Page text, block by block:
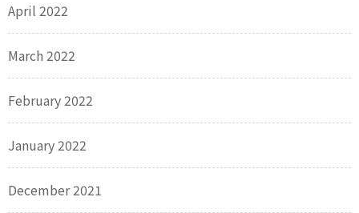
April 2022
March 2022
February 2022
January 2022
December 2021